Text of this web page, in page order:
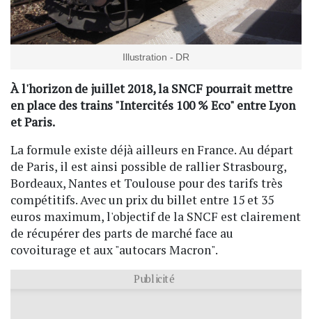
Illustration - DR
À l'horizon de juillet 2018, la SNCF pourrait mettre
en place des trains "Intercités 100 % Eco" entre Lyon
et Paris.
La formule existe déjà ailleurs en France. Au départ
de Paris, il est ainsi possible de rallier Strasbourg,
Bordeaux, Nantes et Toulouse pour des tarifs très
compétitifs. Avec un prix du billet entre 15 et 35
euros maximum, l'objectif de la SNCF est clairement
de récupérer des parts de marché face au
covoiturage et aux "autocars Macron".
Publicité